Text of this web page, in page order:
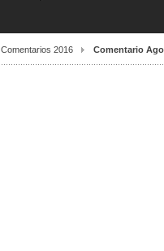
Comentarios 2016 Comentario